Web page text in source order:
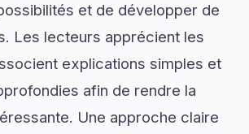
et de développer de
Les lecteurs apprécient les
explications simples et
afin de rendre la
Une approche claire